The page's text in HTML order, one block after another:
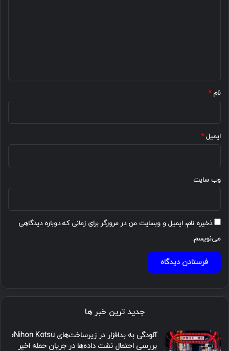
نام*
ایمیل*
وب‌ سایت
ذخیره نام، ایمیل و وبسایت من در مرورگر برای زمانی که دوباره دیدگاهی
می‌نویسم.
جدید ترین خبر ها
آلودگی به بدافزار در زیرساخت‌های Nihon Kotsu؛
بررسی احتمال نشت داده‌ها در جریان حمله اخیر